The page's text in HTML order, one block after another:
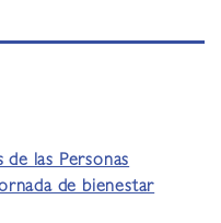
las Personas
de bienestar